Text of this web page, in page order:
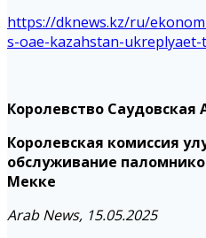
https://dknews.kz/ru/
s-oae-kazahstan-
Королевство Саудовская
Королевская комиссия
обслуживание
Мекке
Arab News, 15.05.2025